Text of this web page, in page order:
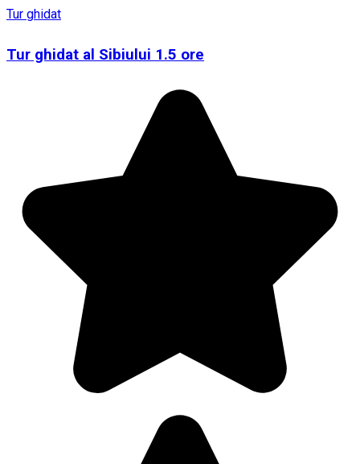
Tur ghidat
Tur ghidat al Sibiului 1.5 ore